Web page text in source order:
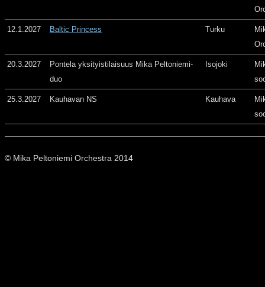
12.1.2027 Baltic Princess Turku
20.3.2027
Pontela yksityistilaisuus Mika Peltoniemi-
duo
Isojoki
25.3.2027 Kauhavan NS Kauhava
© Mika Peltoniemi Orchestra 2014